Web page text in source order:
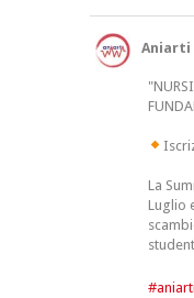
Aniarti
La
Luglio
#aniarti